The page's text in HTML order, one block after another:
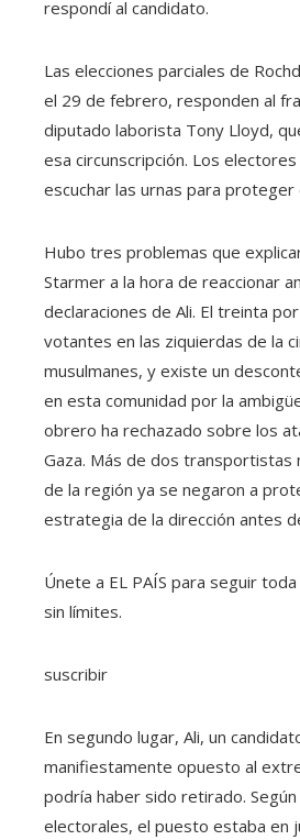
respondí al candidato.
Las elecciones parciales de
el 29 de febrero, responden al
diputado laborista Tony Lloyd,
esa circunscripción. Los
escuchar las urnas para proteger
Hubo tres problemas que
Starmer a la hora de reaccionar
declaraciones de Ali. El treinta
votantes en las ziquierdas de la
musulmanes, y existe un
en esta comunidad por la
obrero ha rechazado sobre los
Gaza. Más de dos transportistas
de la región ya se negaron a
estrategia de la dirección antes
Únete a EL PAÍS para seguir
sin límites.
suscribir
En segundo lugar, Ali, un
manifiestamente opuesto al
podría haber sido retirado.
electorales, el puesto estaba en